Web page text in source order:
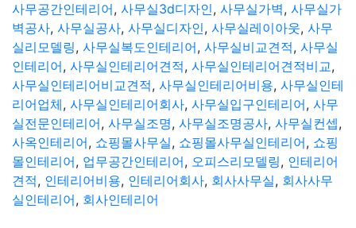
사무공간인테리어, 사무실3d디자인, 사무실가벽, 사무실가
벽공사, 사무실공사, 사무실디자인, 사무실레이아웃, 사무
실리모델링, 사무실복도인테리어, 사무실비교견적, 사무실
인테리어, 사무실인테리어견적, 사무실인테리어견적비교,
사무실인테리어비교견적, 사무실인테리어비용, 사무실인테
리어업체, 사무실인테리어회사, 사무실입구인테리어, 사무
실전문인테리어, 사무실조명, 사무실조명공사, 사무실컨셉,
사옥인테리어, 쇼핑몰사무실, 쇼핑몰사무실인테리어, 쇼핑
몰인테리어, 업무공간인테리어, 오피스리모델링, 인테리어
견적, 인테리어비용, 인테리어회사, 회사사무실, 회사사무
실인테리어, 회사인테리어